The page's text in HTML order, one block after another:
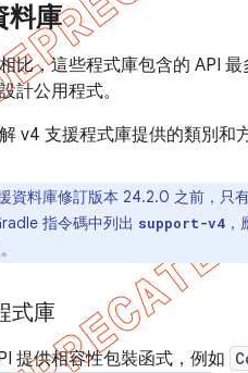
料庫
比，這些程式庫包含的 API
計公用程式。
v4 支援程式庫提供的類別和
資料庫修訂版本 24.2.0 之前，只
指令碼中列出 support-v4
式庫
提供相容性包裝函式，例如